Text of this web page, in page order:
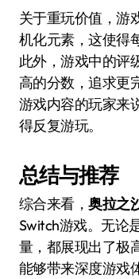
关于重玩价值，游
机化元素，这使得
此外，游戏中的评
高的分数，追求更
游戏内容的玩家来
得反复游玩。
总结与推荐
综合来看，奥拉之
Switch游戏。无论
量，都展现出了极
能够带来深度游戏